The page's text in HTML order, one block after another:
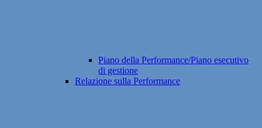
Piano della Performance/Piano esecutivo
di gestione
Relazione sulla Performance